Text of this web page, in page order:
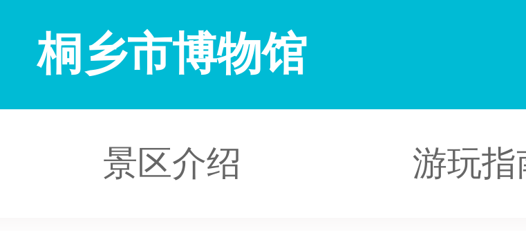
桐乡市博物馆
景区介绍 游玩指